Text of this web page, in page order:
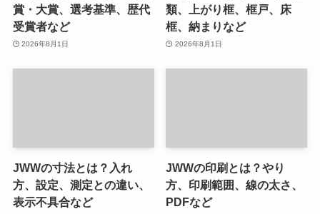
賞・大賞、選考基準、歴代
受賞者など
2026年8月1日
類、上がり框、框戸、床
框、納まりなど
2026年8月1日
JWWの寸法とは？入れ
方、設定、測定との違い、
表示不具合など
JWWの印刷とは？やり
方、印刷範囲、線の太さ、
PDFなど